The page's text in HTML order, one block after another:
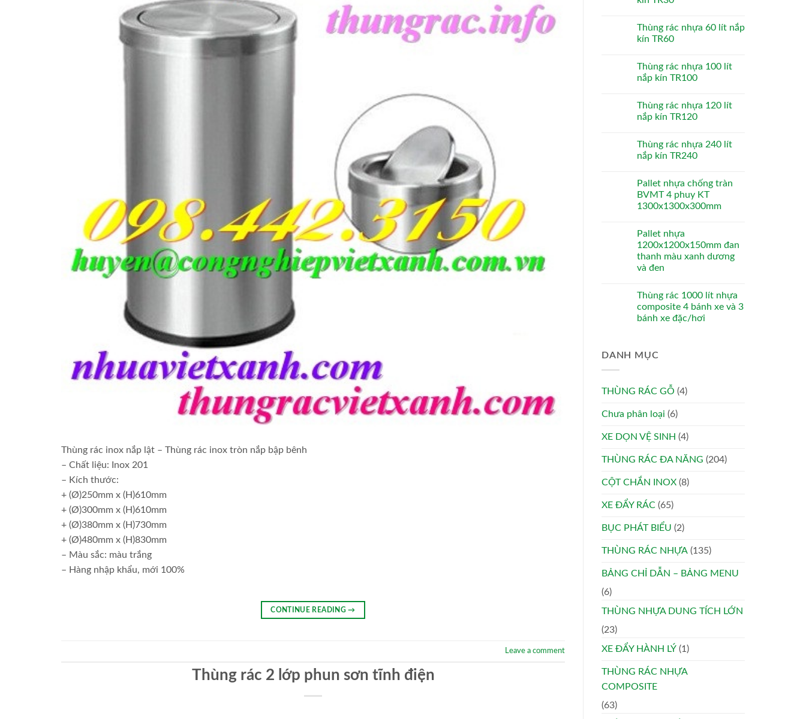
Thùng rác inox nắp lật – Thùng rác inox tròn nắp bập bênh
– Chất liệu: Inox 201
– Kích thước:
+ (Ø)250mm x (H)610mm
+ (Ø)300mm x (H)610mm
+ (Ø)380mm x (H)730mm
+ (Ø)480mm x (H)830mm
– Màu sắc: màu trắng
– Hàng nhập khẩu, mới 100%
CONTINUE READING→
Leave a comment
Thùng rác 2 lớp phun sơn tĩnh điện
Thùng rác nhựa 60 lít nắp
kín TR60
Thùng rác nhựa 100 lít
nắp kín TR100
Thùng rác nhựa 120 lít
nắp kín TR120
Thùng rác nhựa 240 lít
nắp kín TR240
Pallet nhựa chống tràn
BVMT 4 phuy KT
1300x1300x300mm
Pallet nhựa
1200x1200x150mm đan
thanh màu xanh dương
và đen
Thùng rác 1000 lít nhựa
composite 4 bánh xe và 3
bánh xe đặc/hơi
DANH MỤC
THÙNG RÁC GỖ (4)
Chưa phân loại (6)
XE DỌN VỆ SINH (4)
THÙNG RÁC ĐA NĂNG (204)
CỘT CHẮN INOX (8)
XE ĐẨY RÁC (65)
BỤC PHÁT BIỂU (2)
THÙNG RÁC NHỰA (135)
BẢNG CHỈ DẪN – BẢNG MENU
(6)
THÙNG NHỰA DUNG TÍCH LỚN
(23)
XE ĐẨY HÀNH LÝ (1)
THÙNG RÁC NHỰA
COMPOSITE
(63)